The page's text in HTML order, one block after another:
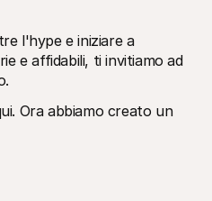
l'hype e iniziare a
e affidabili, ti invitiamo ad
Ora abbiamo creato un